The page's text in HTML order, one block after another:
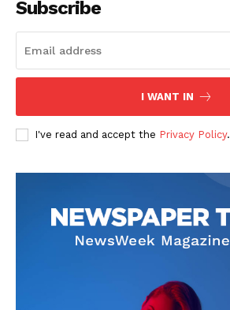
Subscribe
I WANT IN
I've read and accept the Privacy Policy.